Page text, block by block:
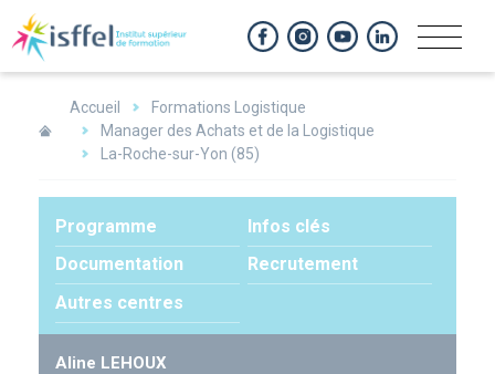
Accueil
Formations Logistique
Manager des Achats et de la Logistique
La-Roche-sur-Yon (85)
Programme
Infos clés
Documentation
Recrutement
Autres centres
Aline LEHOUX
Panneau de gestion des cookies